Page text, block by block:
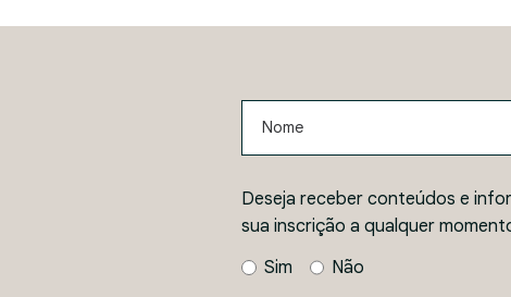
Deseja receber conteúdos e
sua inscrição a qualquer
Sim
Não